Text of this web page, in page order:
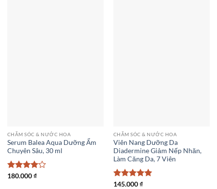
CHĂM SÓC & NƯỚC HOA
Serum Balea Aqua Dưỡng Ẩm
Chuyên Sâu, 30 ml
Được
180.000₫
CHĂM SÓC & NƯỚC HOA
Viên Nang Dưỡng Da
Diadermine Giảm Nếp Nhăn,
Làm Căng Da, 7 Viên
Được xếp
145.000₫